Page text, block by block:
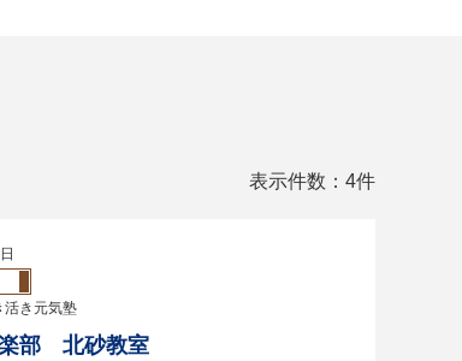
表示件数：4件
活き元気塾
部 北砂教室